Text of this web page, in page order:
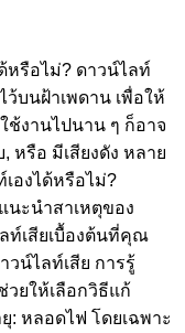
หรือไม่? ดาวน์ไลท์
บนฝ้าเพดาน เพื่อให้
ช้งานไปนาน ๆ ก็อาจ
หรือ มีเสียงดัง หลาย
องได้หรือไม่?
ะนำสาเหตุของ
ท์เสียเบื้องต้นที่คุณ
วน์ไลท์เสีย การรู้
วยให้เลือกวิธีแก้
หลอดไฟ โดยเฉพาะ